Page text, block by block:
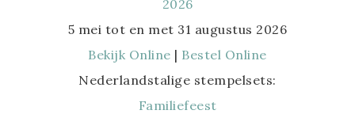
5 mei tot en met 31 augustus 2026
Bekijk Online | Bestel Online
Nederlandstalige stempelsets:
Familiefeest